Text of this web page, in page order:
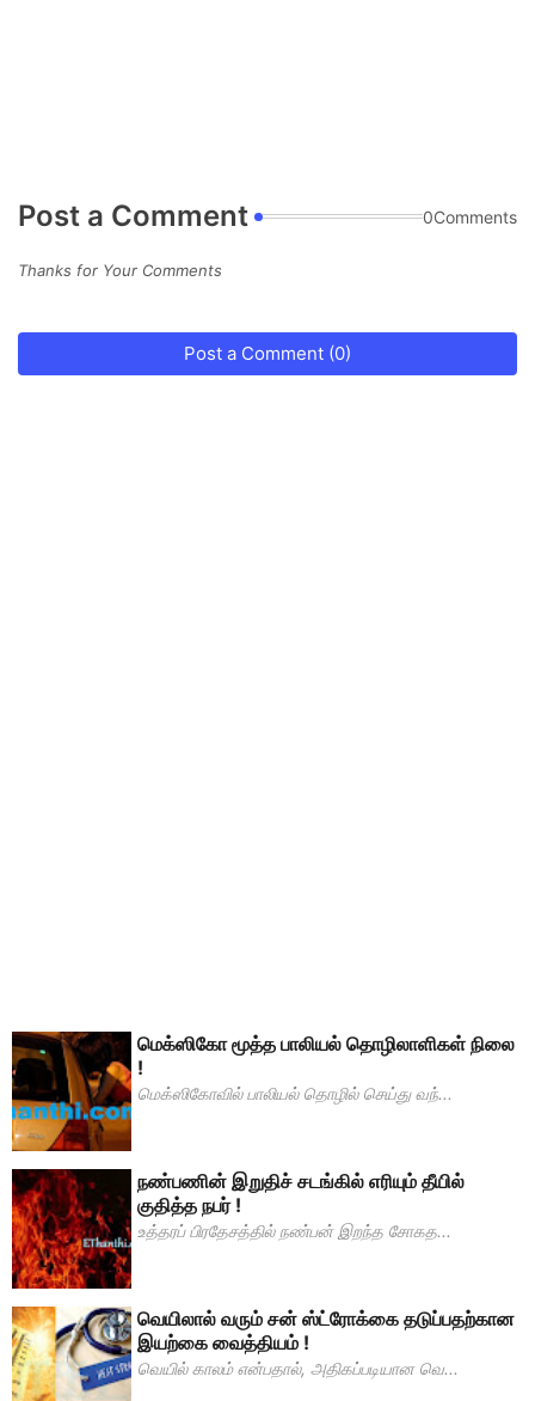
Post a Comment 0Comments
Thanks for Your Comments
Post a Comment (0)
மெக்ஸிகோ மூத்த பாலியல் தொழிலாளிகள் நிலை
!
மெக்ஸிகோவில் பாலியல் தொழில் செய்து வந்...
நண்பணின் இறுதிச் சடங்கில் எரியும் தீயில்
குதித்த நபர் !
உத்தரப் பிரதேசத்தில் நண்பன் இறந்த சோகத...
வெயிலால் வரும் சன் ஸ்ட்ரோக்கை தடுப்பதற்கான
இயற்கை வைத்தியம் !
வெயில் காலம் என்பதால், அதிகப்படியான வெ...